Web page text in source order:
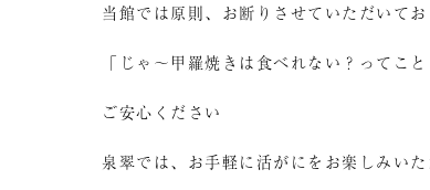
当館では原則、お断りさせていただいてお
「じゃ～甲羅焼きは食べれない？ってこと
ご安心ください
泉翠では、お手軽に活がにをお楽しみい